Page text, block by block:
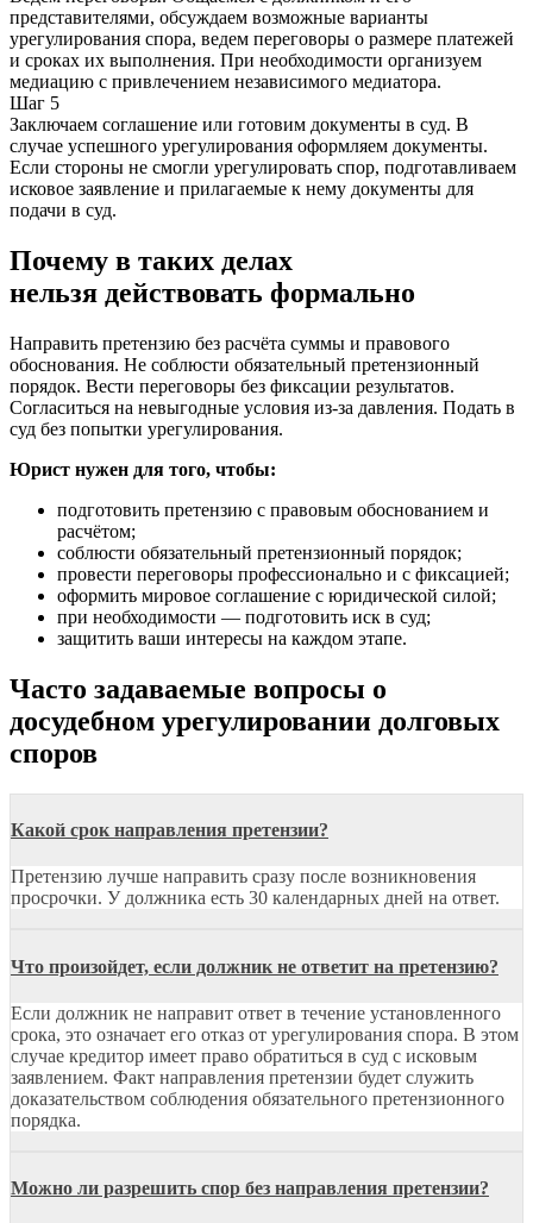
представителями, обсуждаем возможные варианты
урегулирования спора, ведем переговоры о размере платежей
и сроках их выполнения. При необходимости организуем
медиацию с привлечением независимого медиатора.
Шаг 5
Заключаем соглашение или готовим документы в суд. В
случае успешного урегулирования оформляем документы.
Если стороны не смогли урегулировать спор, подготавливаем
исковое заявление и прилагаемые к нему документы для
подачи в суд.
Почему в таких делах
нельзя действовать формально
Направить претензию без расчёта суммы и правового
обоснования. Не соблюсти обязательный претензионный
порядок. Вести переговоры без фиксации результатов.
Согласиться на невыгодные условия из-за давления. Подать в
суд без попытки урегулирования.
Юрист нужен для того, чтобы:
подготовить претензию с правовым обоснованием и
расчётом;
соблюсти обязательный претензионный порядок;
провести переговоры профессионально и с фиксацией;
оформить мировое соглашение с юридической силой;
при необходимости — подготовить иск в суд;
защитить ваши интересы на каждом этапе.
Часто задаваемые вопросы о
досудебном урегулировании долговых
споров
Какой срок направления претензии?
Претензию лучше направить сразу после возникновения
просрочки. У должника есть 30 календарных дней на ответ.
Что произойдет, если должник не ответит на претензию?
Если должник не направит ответ в течение установленного
срока, это означает его отказ от урегулирования спора. В этом
случае кредитор имеет право обратиться в суд с исковым
заявлением. Факт направления претензии будет служить
доказательством соблюдения обязательного претензионного
порядка.
Можно ли разрешить спор без направления претензии?